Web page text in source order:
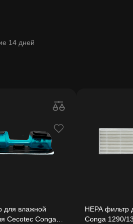
14 дней
для влажной
Cecotec Conga
HEPA фильтр
Conga 1290/